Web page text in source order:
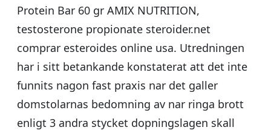
Protein Bar 60 gr AMIX NUTRITION,
testosterone propionate steroider.net
comprar esteroides online usa. Utredningen
har i sitt betankande konstaterat att det inte
funnits nagon fast praxis nar det galler
domstolarnas bedomning av nar ringa brott
enligt 3 andra stycket dopningslagen skall